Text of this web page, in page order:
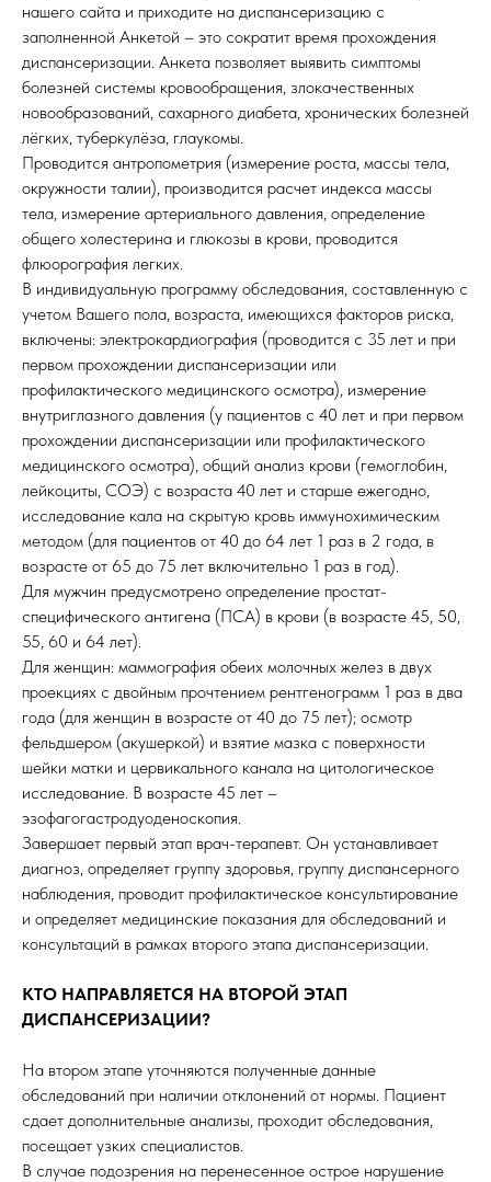
нашего сайта и приходите на диспансеризацию с
заполненной Анкетой – это сократит время прохождения
диспансеризации. Анкета позволяет выявить симптомы
болезней системы кровообращения, злокачественных
новообразований, сахарного диабета, хронических болезней
лёгких, туберкулёза, глаукомы.
Проводится антропометрия (измерение роста, массы тела,
окружности талии), производится расчет индекса массы
тела, измерение артериального давления, определение
общего холестерина и глюкозы в крови, проводится
флюорография легких.
В индивидуальную программу обследования, составленную с
учетом Вашего пола, возраста, имеющихся факторов риска,
включены: электрокардиография (проводится с 35 лет и при
первом прохождении диспансеризации или
профилактического медицинского осмотра), измерение
внутриглазного давления (у пациентов с 40 лет и при первом
прохождении диспансеризации или профилактического
медицинского осмотра), общий анализ крови (гемоглобин,
лейкоциты, СОЭ) с возраста 40 лет и старше ежегодно,
исследование кала на скрытую кровь иммунохимическим
методом (для пациентов от 40 до 64 лет 1 раз в 2 года, в
возрасте от 65 до 75 лет включительно 1 раз в год).
Для мужчин предусмотрено определение простат-
специфического антигена (ПСА) в крови (в возрасте 45, 50,
55, 60 и 64 лет).
Для женщин: маммография обеих молочных желез в двух
проекциях с двойным прочтением рентгенограмм 1 раз в два
года (для женщин в возрасте от 40 до 75 лет); осмотр
фельдшером (акушеркой) и взятие мазка с поверхности
шейки матки и цервикального канала на цитологическое
исследование. В возрасте 45 лет –
эзофагогастродуоденоскопия.
Завершает первый этап врач-терапевт. Он устанавливает
диагноз, определяет группу здоровья, группу диспансерного
наблюдения, проводит профилактическое консультирование
и определяет медицинские показания для обследований и
консультаций в рамках второго этапа диспансеризации.
КТО НАПРАВЛЯЕТСЯ НА ВТОРОЙ ЭТАП
ДИСПАНСЕРИЗАЦИИ?
На втором этапе уточняются полученные данные
обследований при наличии отклонений от нормы. Пациент
сдает дополнительные анализы, проходит обследования,
посещает узких специалистов.
В случае подозрения на перенесенное острое нарушение